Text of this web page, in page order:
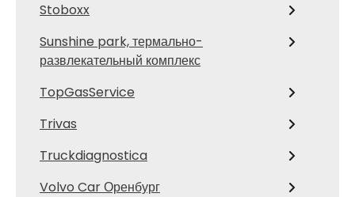
Stoboxx
Sunshine park, термально-
развлекательный комплекс
TopGasService
Trivas
Truckdiagnostica
Volvo Car Оренбург